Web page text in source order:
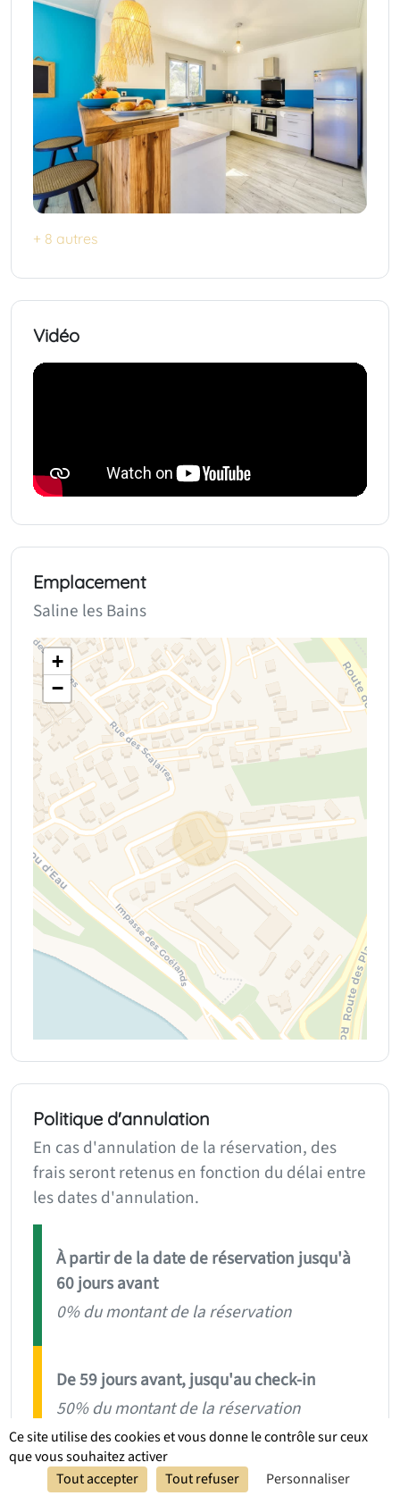
+ 8 autres
Vidéo
Emplacement
Saline les Bains
+
−
Politique d'annulation
En cas d'annulation de la réservation, des
frais seront retenus en fonction du délai entre
les dates d'annulation.
À partir de la date de réservation jusqu'à
60 jours avant
0% du montant de la réservation
De 59 jours avant, jusqu'au check-in
50% du montant de la réservation
Non-présentation
Réserver
Ce site utilise des cookies et vous donne le contrôle sur ceux
que vous souhaitez activer
Tout accepter
Tout refuser Personnaliser